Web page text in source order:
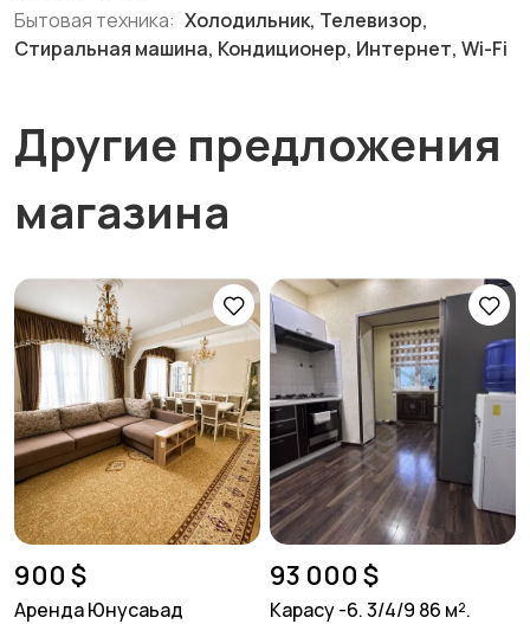
Бытовая техника: Холодильник, Телевизор,
Стиральная машина, Кондиционер, Интернет, Wi-Fi
Другие предложения
магазина
900 $
Аренда Юнусаьад
93 000 $
Карасу -6. 3/4/9 86 м².